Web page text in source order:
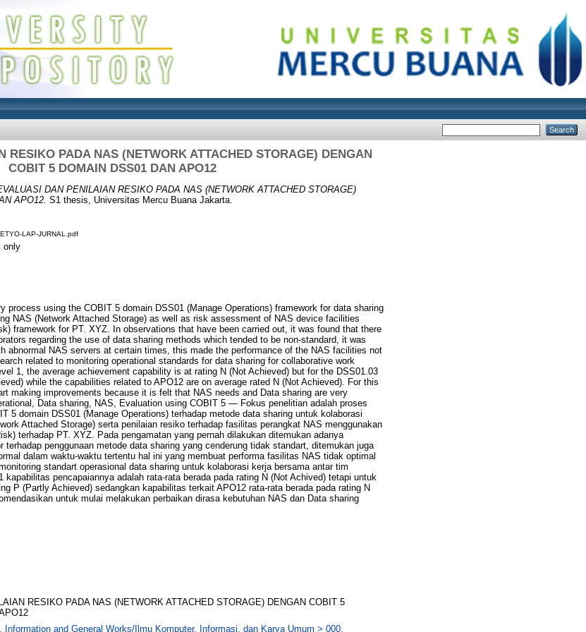
RESIKO PADA NAS (NETWORK ATTACHED STORAGE) DENGAN
COBIT 5 DOMAIN DSS01 DAN APO12
DAN PENILAIAN RESIKO PADA NAS (NETWORK ATTACHED STORAGE)
APO12. S1 thesis, Universitas Mercu Buana Jakarta.
LAP-JURNAL.pdf
only
process using the COBIT 5 domain DSS01 (Manage Operations) framework for data sharing
NAS (Network Attached Storage) as well as risk assessment of NAS device facilities
framework for PT. XYZ. In observations that have been carried out, it was found that there
regarding the use of data sharing methods which tended to be non-standard, it was
abnormal NAS servers at certain times, this made the performance of the NAS facilities not
related to monitoring operational standards for data sharing for collaborative work
1, the average achievement capability is at rating N (Not Achieved) but for the DSS01.03
while the capabilities related to APO12 are on average rated N (Not Achieved). For this
making improvements because it is felt that NAS needs and Data sharing are very
Data sharing, NAS, Evaluation using COBIT 5 — Fokus penelitian adalah proses
5 domain DSS01 (Manage Operations) terhadap metode data sharing untuk kolaborasi
Attached Storage) serta penilaian resiko terhadap fasilitas perangkat NAS menggunakan
terhadap PT. XYZ. Pada pengamatan yang pernah dilakukan ditemukan adanya
terhadap penggunaan metode data sharing yang cenderung tidak standart, ditemukan juga
dalam waktu-waktu tertentu hal ini yang membuat performa fasilitas NAS tidak optimal
standart operasional data sharing untuk kolaborasi kerja bersama antar tim
pencapaiannya adalah rata-rata berada pada rating N (Not Achived) tetapi untuk
P (Partly Achieved) sedangkan kapabilitas terkait APO12 rata-rata berada pada rating N
untuk mulai melakukan perbaikan dirasa kebutuhan NAS dan Data sharing
RESIKO PADA NAS (NETWORK ATTACHED STORAGE) DENGAN COBIT 5
Information and General Works/Ilmu Komputer, Informasi, dan Karya Umum > 000.